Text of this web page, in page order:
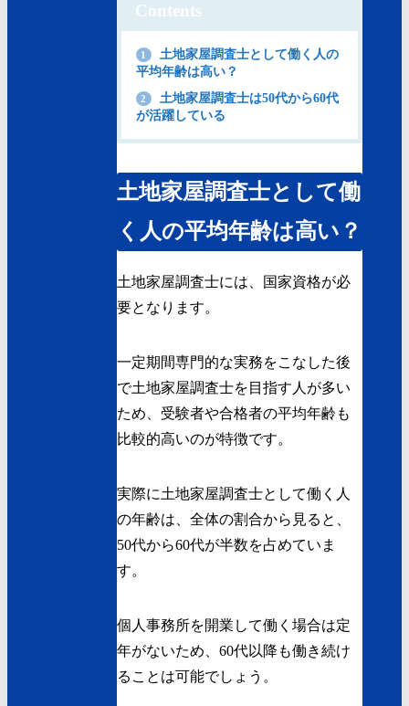
Contents
1
土地家屋調査士として働く人の
平均年齢は高い？
2
土地家屋調査士は50代から60代
が活躍している
土地家屋調査士として働
く人の平均年齢は高い？
土地家屋調査士には、国家資格が必
要となります。
一定期間専門的な実務をこなした後
で土地家屋調査士を目指す人が多い
ため、受験者や合格者の平均年齢も
比較的高いのが特徴です。
実際に土地家屋調査士として働く人
の年齢は、全体の割合から見ると、
50代から60代が半数を占めていま
す。
個人事務所を開業して働く場合は定
年がないため、60代以降も働き続け
ることは可能でしょう。